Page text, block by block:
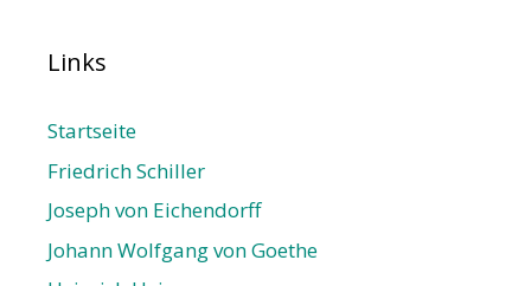
Links
Startseite
Friedrich Schiller
Joseph von Eichendorff
Johann Wolfgang von Goethe